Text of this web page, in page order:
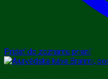
Pridať do zoznamu prianí